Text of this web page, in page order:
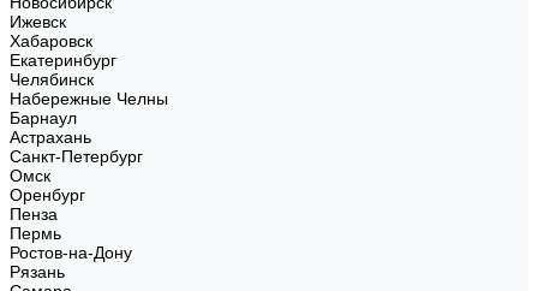
Ижевск
Хабаровск
Екатеринбург
Челябинск
Набережные Челны
Барнаул
Астрахань
Санкт-Петербург
Омск
Оренбург
Пенза
Пермь
Ростов-на-Дону
Рязань